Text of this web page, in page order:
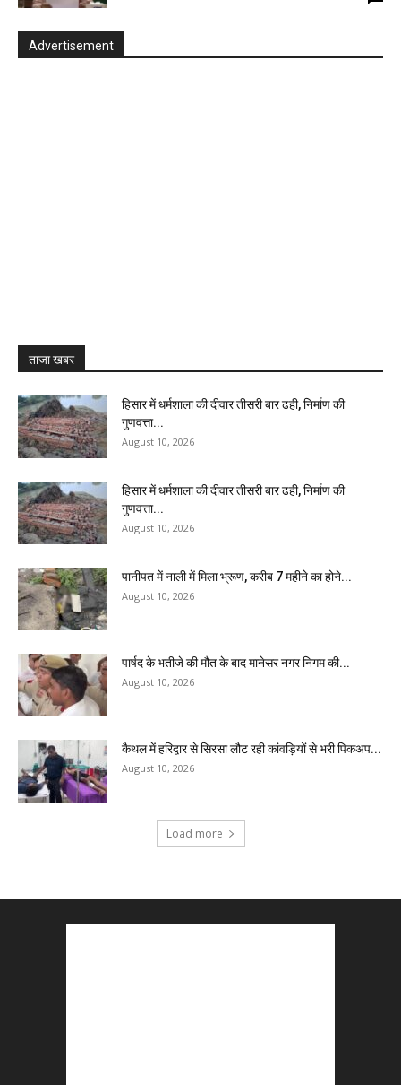
Advertisement
ताजा खबर
हिसार में धर्मशाला की दीवार तीसरी बार ढही, निर्माण की
गुणवत्ता...
August 10, 2026
हिसार में धर्मशाला की दीवार तीसरी बार ढही, निर्माण की
गुणवत्ता...
August 10, 2026
पानीपत में नाली में मिला भ्रूण, करीब 7 महीने का होने...
August 10, 2026
पार्षद के भतीजे की मौत के बाद मानेसर नगर निगम की...
August 10, 2026
कैथल में हरिद्वार से सिरसा लौट रही कांवड़ियों से भरी पिकअप...
August 10, 2026
Load more